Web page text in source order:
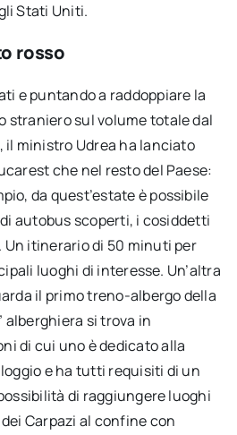
Stati Uniti.
rosso
e puntando a raddoppiare la
straniero sul volume totale dal
il ministro Udrea ha lanciato
che nel resto del Paese:
da quest’estate è possibile
autobus scoperti, i cosiddetti
Un itinerario di 50 minuti per
luoghi di interesse. Un’altra
il primo treno-albergo della
alberghiera si trova in
di cui uno è dedicato alla
e ha tutti requisiti di un
di raggiungere luoghi
Carpazi al confine con